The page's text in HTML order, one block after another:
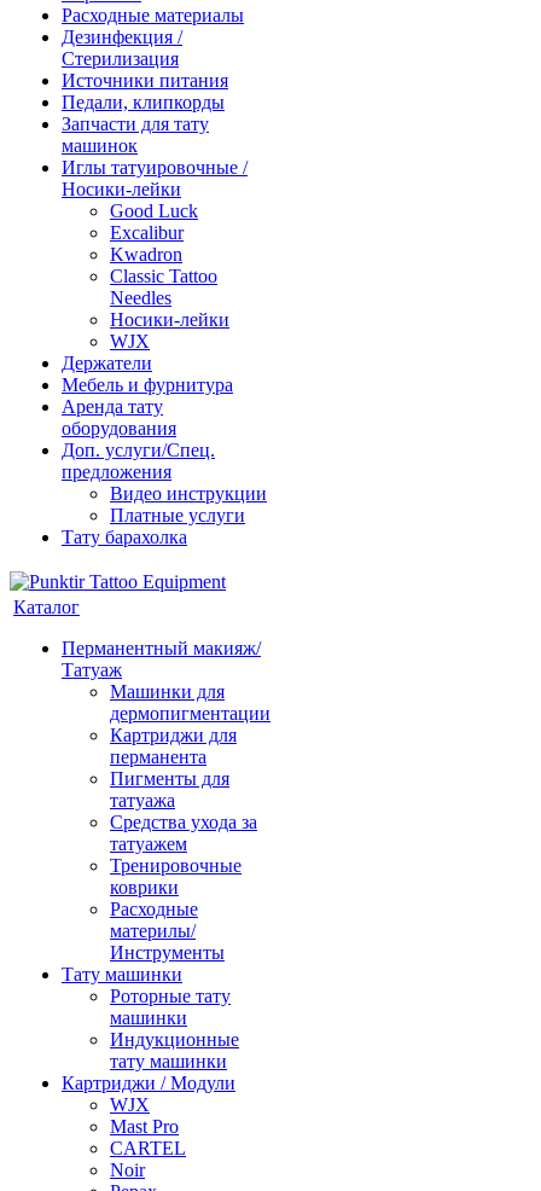
Расходные материалы
Дезинфекция /
Стерилизация
Источники питания
Педали, клипкорды
Запчасти для тату
машинок
Иглы татуировочные /
Носики-лейки
Good Luck
Excalibur
Kwadron
Classic Tattoo
Needles
Носики-лейки
WJX
Держатели
Мебель и фурнитура
Аренда тату
оборудования
Доп. услуги/Спец.
предложения
Видео инструкции
Платные услуги
Тату барахолка
Каталог
Перманентный макияж/
Татуаж
Машинки для
дермопигментации
Картриджи для
перманента
Пигменты для
татуажа
Средства ухода за
татуажем
Тренировочные
коврики
Расходные
материлы/
Инструменты
Тату машинки
Роторные тату
машинки
Индукционные
тату машинки
Картриджи / Модули
WJX
Mast Pro
CARTEL
Noir